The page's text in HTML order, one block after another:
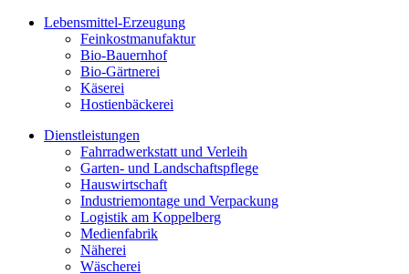
Lebensmittel-Erzeugung
Feinkostmanufaktur
Bio-Bauernhof
Bio-Gärtnerei
Käserei
Hostienbäckerei
Dienstleistungen
Fahrradwerkstatt und Verleih
Garten- und Landschaftspflege
Hauswirtschaft
Industriemontage und Verpackung
Logistik am Koppelberg
Medienfabrik
Näherei
Wäscherei